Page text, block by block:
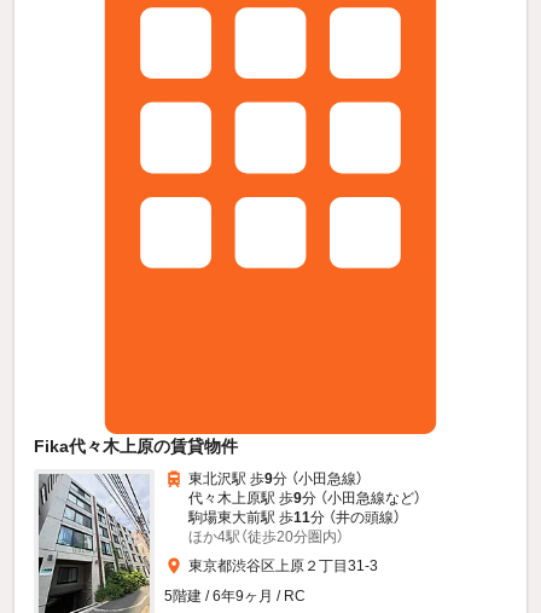
Fika代々木上原の賃貸物件
東北沢駅 歩9分 （小田急線）
代々木上原駅 歩9分 （小田急線など）
駒場東大前駅 歩11分 （井の頭線）
ほか4駅（徒歩20分圏内）
東京都渋谷区上原２丁目31-3
5階建 / 6年9ヶ月 / RC